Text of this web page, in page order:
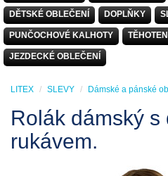
DĚTSKÉ OBLEČENÍ DOPLŇKY
PUNČOCHOVÉ KALHOTY
JEZDECKÉ OBLEČENÍ
LITEX SLEVY Dámské a pánské
Rolák dámský s
rukávem.